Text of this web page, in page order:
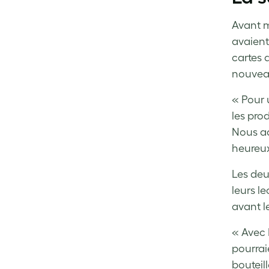
Avant
cartes
« Pour
les
Nous
Les
leurs
avant
« Avec